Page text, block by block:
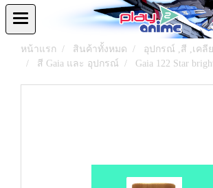
หน้าแรก สินค้าทั้งหมด
อุปกรณ์ ,สี ,เคลี
สี Gaia และ อุปกรณ์
Gaia 122 Star